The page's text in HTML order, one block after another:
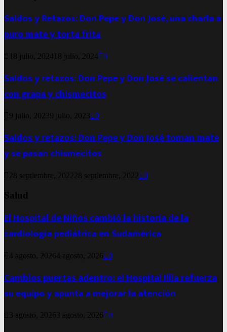
Saldos y Retazos: Don Pepe y Don José, una charla a
puro mate y torta frita
18 julio, 2024 18 julio, 2024 0
Saldos y retazos: Don Pepe y Don José se calientan
con grapa y chismecitos
9 julio, 20239 julio, 2023 0
Saldos y retazos: Don Pepe y Don José toman mate
y se pasan chismecitos
28 septiembre, 2022 28 septiembre, 2022 0
Salud
El Hospital de Niños cambió la historia de la
cardiología pediátrica en Sudamérica
4 agosto, 20264 agosto, 2026 0
Cambios puertas adentro: el Hospital Illia refuerza
su equipo y apunta a mejorar la atención
3 agosto, 2026 3 agosto, 2026 0